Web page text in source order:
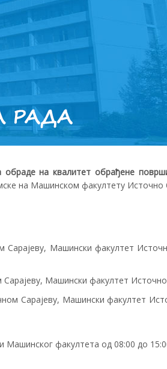
обраде на квалитет обрађене
на Машинском факултету Источно
Машински факултет
Машински факултет
Сарајеву, Машински факултет
факултета од 08:00 до